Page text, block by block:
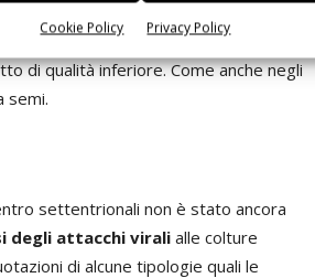
Cookie Policy Privacy Policy
discreto incremento delle quotazioni
ultimi anni. Un dato interessante è che si
di qualità inferiore. Come anche negli
semi.
settentrionali non è stato ancora
degli attacchi virali alle colture
di alcune tipologie quali le